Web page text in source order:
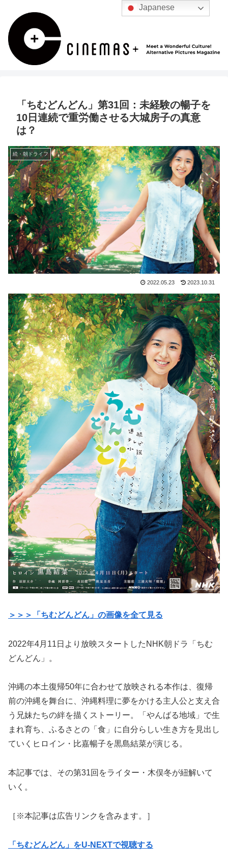
「ちむどんどん」第31回：未経験の暢子を
10日連続で重労働させる大城房子の真意
は？
続・朝ドライフ
2022.05.23 2023.10.31
＞＞＞「ちむどんどん」の画像を全て見る
2022年4月11日より放映スタートしたNHK朝ドラ「ちむ
どんどん」。
沖縄の本土復帰50年に合わせて放映される本作は、復帰
前の沖縄を舞台に、沖縄料理に夢をかける主人公と支え合
う兄妹たちの絆を描くストーリー。「やんばる地域」で生
まれ育ち、ふるさとの「食」に自分らしい生き方を見出し
ていくヒロイン・比嘉暢子を黒島結菜が演じる。
本記事では、その第31回をライター・木俣冬が紐解いて
いく。
［※本記事は広告リンクを含みます。］
「ちむどんどん」をU-NEXTで視聴する
Japanese